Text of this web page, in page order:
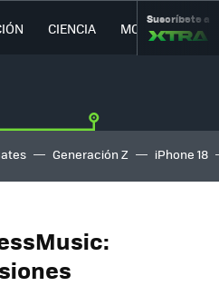
CIENCIA MOVILIDAD
Suscríbete a
Generación Z iPhone 18